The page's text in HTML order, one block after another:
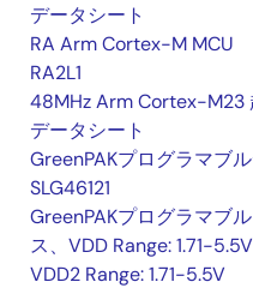
データシート
RA Arm Cortex-M MCU
RA2L1
48MHz Arm Cortex-M23
データシート
GreenPAKプログラマブ
SLG46121
GreenPAKプログラマブ
ス、VDD Range: 1.71-
VDD2 Range: 1.71-5.5V